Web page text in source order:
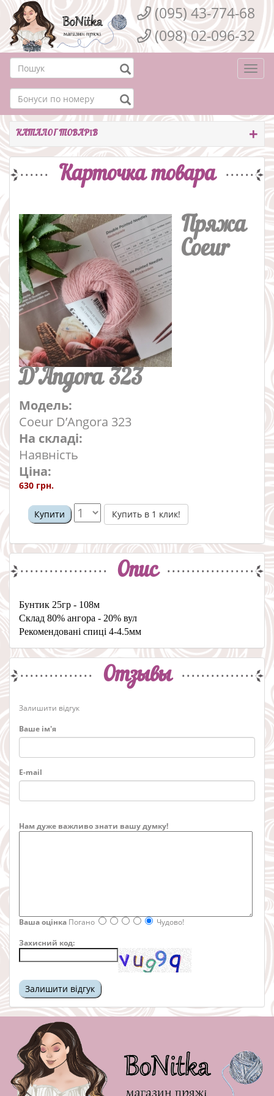
(095) 43-774-68
(098) 02-096-32
КАТАЛОГ ТОВАРІВ
Карточка товара
Пряжа
Coeur
D’Angora 323
Модель:
Coeur D’Angora 323
На складі:
Наявність
Ціна:
630 грн.
Купити Купить в 1 клик!
Опис
Бунтик 25гр - 108м
Склад 80% ангора - 20% вул
Рекомендовані спиці 4-4.5мм
Отзывы
Залишити відгук
Ваше ім'я
E-mail
Нам дуже важливо знати вашу думку!
Ваша оцінка Погано
Чудово!
Захисний код: